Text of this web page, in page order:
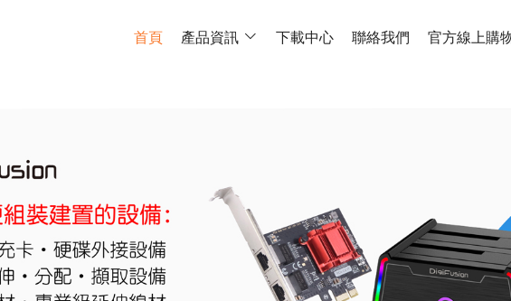
首頁 產品資訊 下載中心 聯絡我們 官方線上購